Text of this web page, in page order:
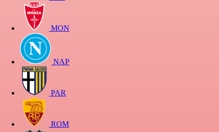
MON
NAP
PAR
ROM